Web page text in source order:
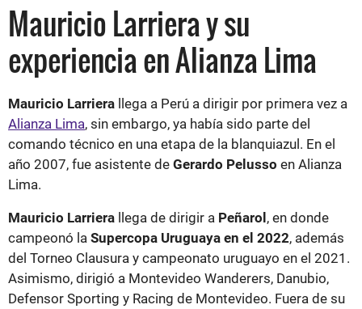
Mauricio Larriera y su
experiencia en Alianza Lima
Mauricio Larriera llega a Perú a dirigir por primera vez a
Alianza Lima, sin embargo, ya había sido parte del
comando técnico en una etapa de la blanquiazul. En el
año 2007, fue asistente de Gerardo Pelusso en Alianza
Lima.
Mauricio Larriera llega de dirigir a Peñarol, en donde
campeonó la Supercopa Uruguaya en el 2022, además
del Torneo Clausura y campeonato uruguayo en el 2021.
Asimismo, dirigió a Montevideo Wanderers, Danubio,
Defensor Sporting y Racing de Montevideo. Fuera de su